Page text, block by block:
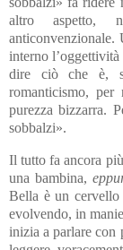
altro aspetto,
anticonvenzionale.
interno
dire ciò che è,
romanticismo, per
purezza bizzarra.
sobbalzi».
Il tutto fa ancora
una bambina,
Bella è un cervello
evolvendo, in
inizia a parlare con